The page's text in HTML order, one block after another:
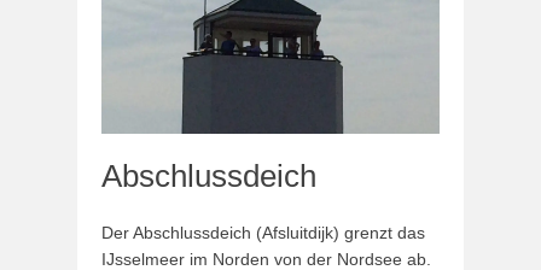
Abschlussdeich
Der Abschlussdeich (Afsluitdijk) grenzt das
IJsselmeer im Norden von der Nordsee ab.